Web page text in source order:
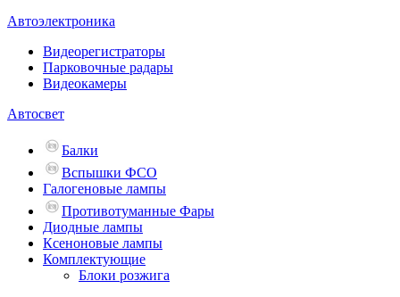
Автоэлектроника
Видеорегистраторы
Парковочные радары
Видеокамеры
Автосвет
Балки
Вспышки ФСО
Галогеновые лампы
Противотуманные Фары
Диодные лампы
Ксеноновые лампы
Комплектующие
Блоки розжига